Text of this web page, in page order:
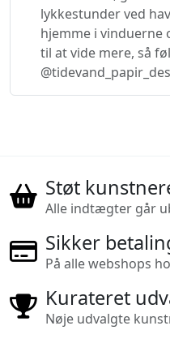
lykkestunder ved
hjemme i vinduerne
til at vide mere, så
Støt
Alle indtægter går
Sikker
På alle webshops
Kurateret
Nøje udvalgte